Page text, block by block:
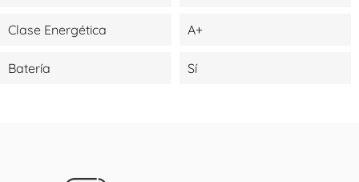
Clase Energética A+
Batería Sí